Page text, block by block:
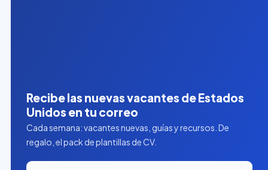
Recibe las nuevas vacantes de Estados
Unidos en tu correo
Cada semana: vacantes nuevas, guías y recursos. De
regalo, el pack de plantillas de CV.